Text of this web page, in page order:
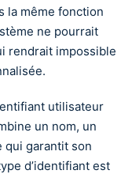
la même fonction
ne pourrait
rendrait impossible
utilisateur
un nom, un
qui garantit son
d’identifiant est